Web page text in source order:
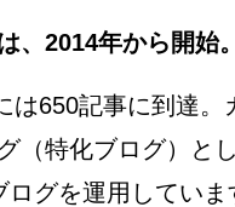
、2014年から開始。
は650記事に到達。
（特化ブログ）と
グを運用していま